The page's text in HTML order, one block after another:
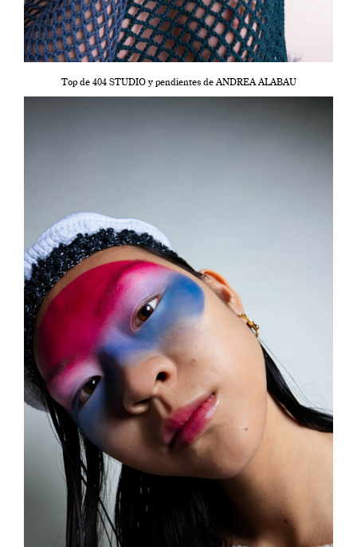
Top de 404 STUDIO y pendientes de ANDREA ALABAU